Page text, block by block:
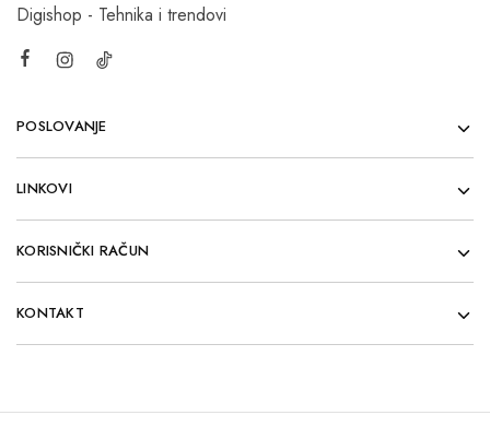
Digishop - Tehnika i trendovi
POSLOVANJE
LINKOVI
KORISNIČKI RAČUN
KONTAKT